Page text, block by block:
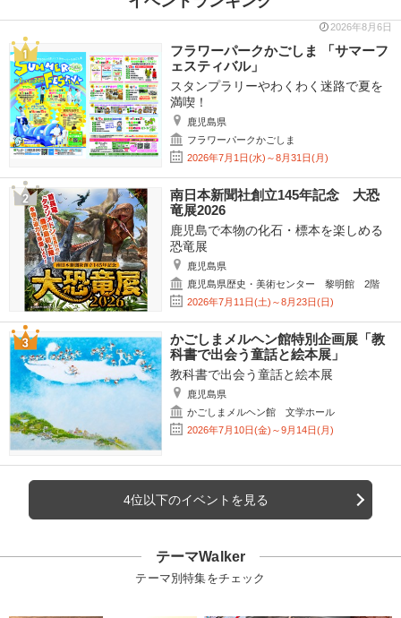
2026年8月6日
フラワーパークかごしま 「サマーフ
ェスティバル」
スタンプラリーやわくわく迷路で夏を
満喫！
鹿児島県
フラワーパークかごしま
2026年7月1日(水)～8月31日(月)
南日本新聞社創立145年記念 大恐
竜展2026
鹿児島で本物の化石・標本を楽しめる
恐竜展
鹿児島県
鹿児島県歴史・美術センター 黎明館 2階
2026年7月11日(土)～8月23日(日)
かごしまメルヘン館特別企画展「教
科書で出会う童話と絵本展」
教科書で出会う童話と絵本展
鹿児島県
かごしまメルヘン館 文学ホール
2026年7月10日(金)～9月14日(月)
4位以下のイベントを見る
テーマWalker
テーマ別特集をチェック